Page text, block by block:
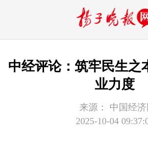
中经评论：筑牢民生之
业力度
来源：
中国经济
2025-10-04